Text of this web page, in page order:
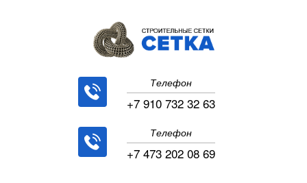
Телефон
+7 910 732 32 63
Телефон
+7 473 202 08 69